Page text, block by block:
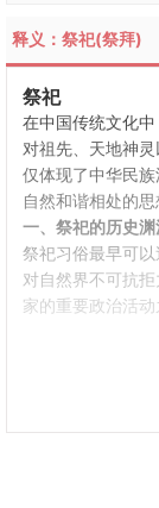
释义：祭祀(祭拜)
祭祀
在中国传统文化
对祖先、天地神
仅体现了中华民
自然和谐相处的思
一、祭祀的历史渊
祭祀习俗最早可
对自然界不可抗
家的重要政治活
详细的记载和规
间，家家户户都
：如土
星宿神明，如文